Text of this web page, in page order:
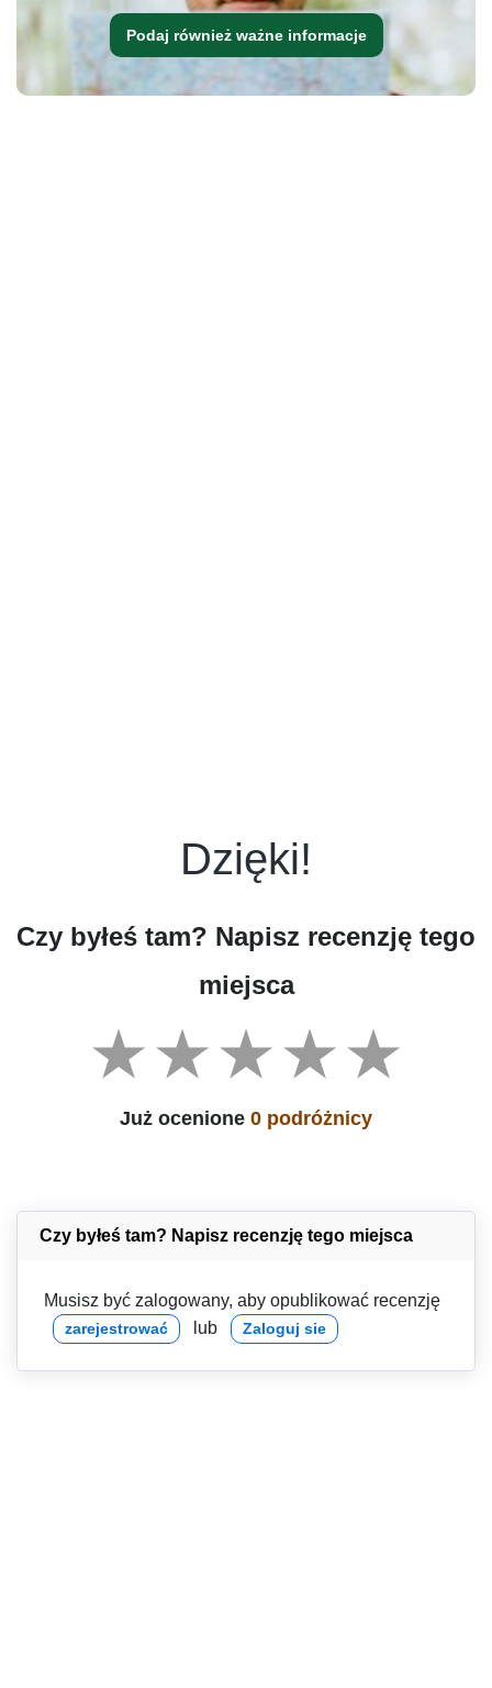
Podaj również ważne informacje
Dzięki!
Czy byłeś tam? Napisz recenzję tego
miejsca
Już ocenione 0 podróżnicy
Czy byłeś tam? Napisz recenzję tego miejsca
Musisz być zalogowany, aby opublikować recenzję
zarejestrować lub Zaloguj sie